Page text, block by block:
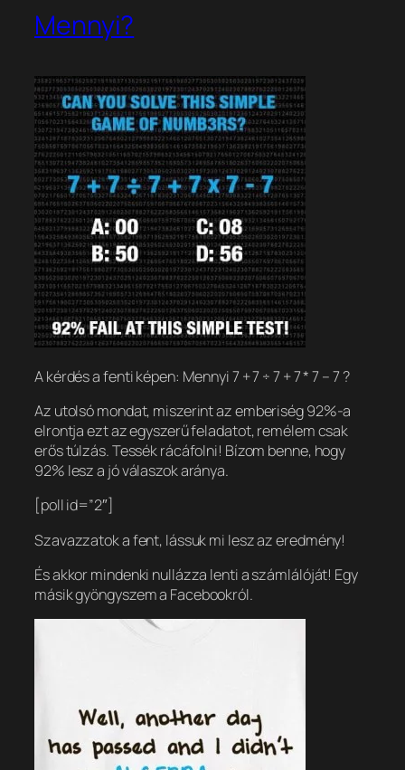
Mennyi?
A kérdés a fenti képen: Mennyi 7 + 7 ÷ 7 + 7 * 7 – 7 ?
Az utolsó mondat, miszerint az emberiség 92%-a
elrontja ezt az egyszerű feladatot, remélem csak
erős túlzás. Tessék rácáfolni! Bízom benne, hogy
92% lesz a jó válaszok aránya.
[poll id=”2″]
Szavazzatok a fent, lássuk mi lesz az eredmény!
És akkor mindenki nullázza lenti a számlálóját! Egy
másik gyöngyszem a Facebookról.